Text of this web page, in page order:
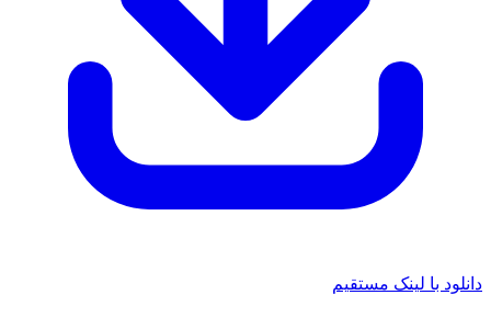
با لینک مستقیم